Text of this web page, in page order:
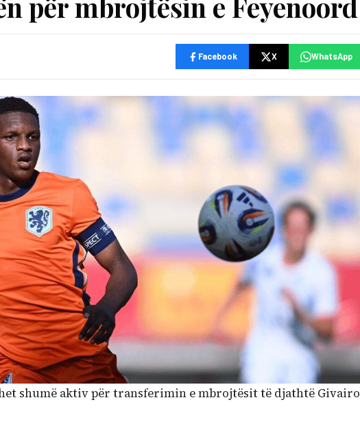
Facebook X WhatsApp
shumë aktiv për transferimin e mbrojtësit të djathtë Givairo